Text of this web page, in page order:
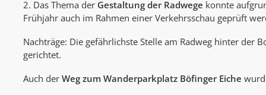
2. Das Thema der Gestaltung der Radwege konnte
Frühjahr auch im Rahmen einer Verkehrsschau geprüft
Nachträge: Die gefährlichste Stelle am Radweg hinter der
gerichtet.
Auch derWeg zum Wanderparkplatz Böfinger Eiche